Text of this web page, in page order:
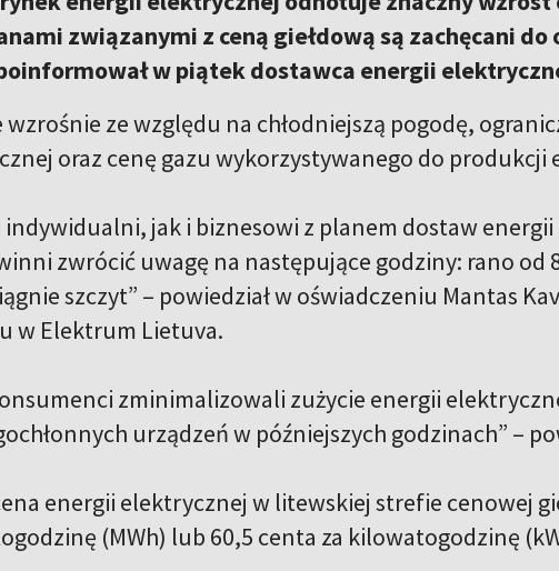
związanymi z ceną giełdową są zachęcani do
w piątek dostawca energii
wzrośnie ze względu na chłodniejszą pogodę,
oraz cenę gazu wykorzystywanego do
jak i biznesowi z planem dostaw
zwrócić uwagę na następujące godziny: rano od
szczyt” – powiedział w oświadczeniu Mantas
w Elektrum Lietuva.
zminimalizowali zużycie energii
urządzeń w późniejszych godzinach” –
energii elektrycznej w litewskiej strefie cenowej
(MWh) lub 60,5 centa za kilowatogodzinę